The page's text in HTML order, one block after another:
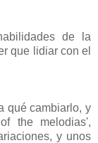
de la
que lidiar con el
qué cambiarlo, y
the melodias',
y unos